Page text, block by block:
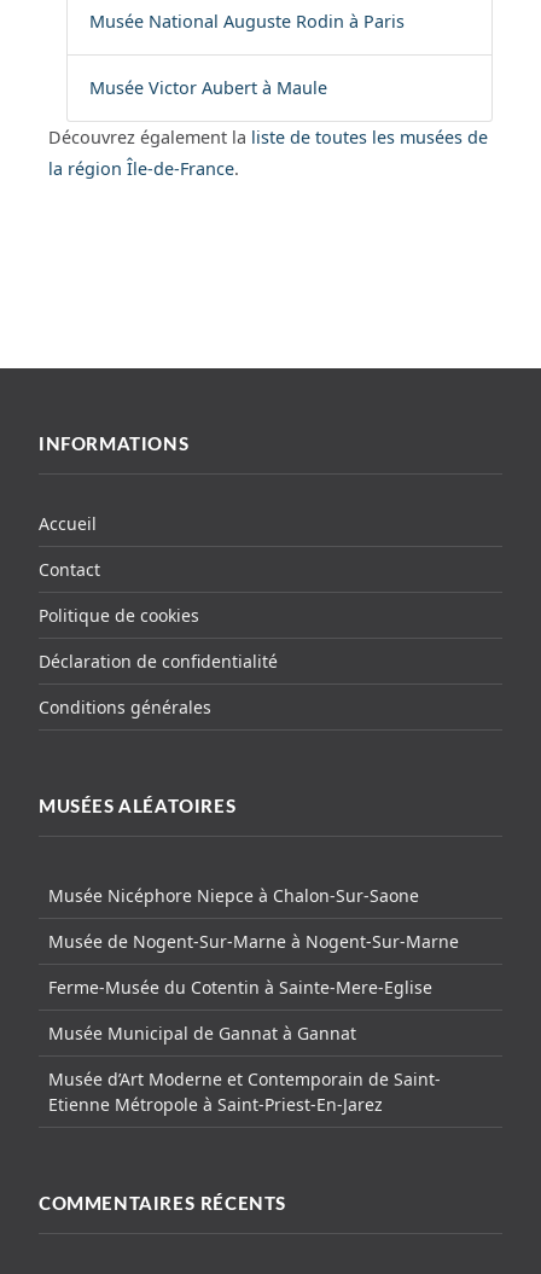
Musée National Auguste Rodin à Paris
Musée Victor Aubert à Maule
Découvrez également la liste de toutes les musées de
la région Île-de-France.
INFORMATIONS
Accueil
Contact
Politique de cookies
Déclaration de confidentialité
Conditions générales
MUSÉES ALÉATOIRES
Musée Nicéphore Niepce à Chalon-Sur-Saone
Musée de Nogent-Sur-Marne à Nogent-Sur-Marne
Ferme-Musée du Cotentin à Sainte-Mere-Eglise
Musée Municipal de Gannat à Gannat
Musée d’Art Moderne et Contemporain de Saint-
Etienne Métropole à Saint-Priest-En-Jarez
COMMENTAIRES RÉCENTS